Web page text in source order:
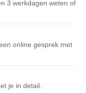
3 werkdagen weten of
online gesprek met
je in detail.